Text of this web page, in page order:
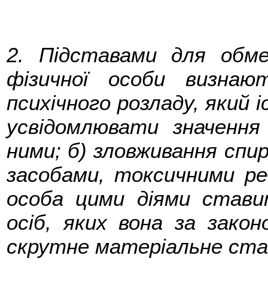
2. Підставами для
фізичної особи
психічного розладу, який
усвідомлювати
ними; б) зловживання
засобами, токсичними
особа цими діями
осіб, яких вона за
скрутне матеріальне